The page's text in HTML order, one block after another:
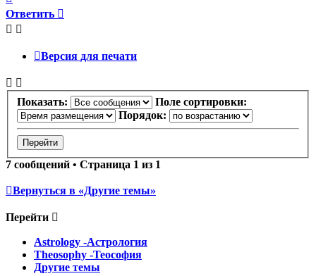
к
началу
Ответить
Версия для печати
Показать:
Поле сортировки:
Порядок:
7 сообщений • Страница 1 из 1
Вернуться в «Другие темы»
Перейти
Astrology -Астрология
Theosophy -Теософия
Другие темы